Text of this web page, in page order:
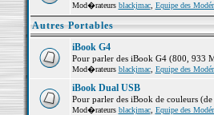
Mod�rateurs blackjmac, Equipe des
Autres Portables
iBook G4
Pour parler des iBook G4 (800, 933
Mod�rateurs blackjmac, Equipe des
iBook Dual USB
Pour parler des iBook de couleurs
Mod�rateurs blackjmac, Equipe des